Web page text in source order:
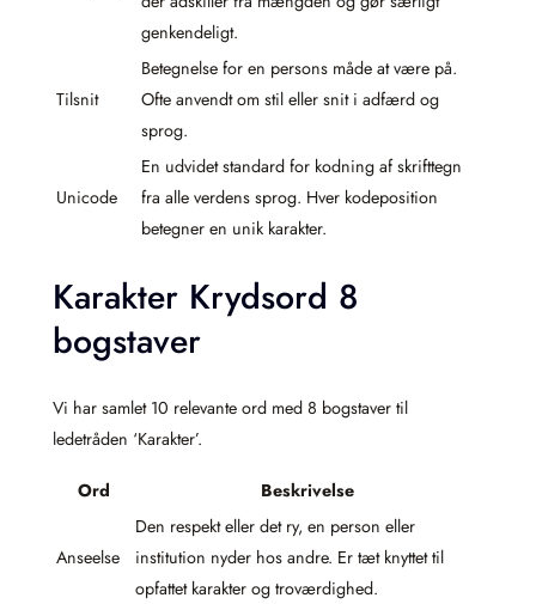
genkendeligt.
Tilsnit
Betegnelse for en persons måde at være på.
Ofte anvendt om stil eller snit i adfærd og
sprog.
Unicode
En udvidet standard for kodning af skrifttegn
fra alle verdens sprog. Hver kodeposition
betegner en unik karakter.
Karakter Krydsord 8
bogstaver
Vi har samlet 10 relevante ord med 8 bogstaver til
ledetråden ‘Karakter’.
Ord Beskrivelse
Anseelse
Den respekt eller det ry, en person eller
institution nyder hos andre. Er tæt knyttet til
opfattet karakter og troværdighed.